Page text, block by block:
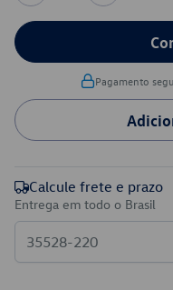
Pagamento
Calcule frete e prazo
Entrega em todo o Brasil